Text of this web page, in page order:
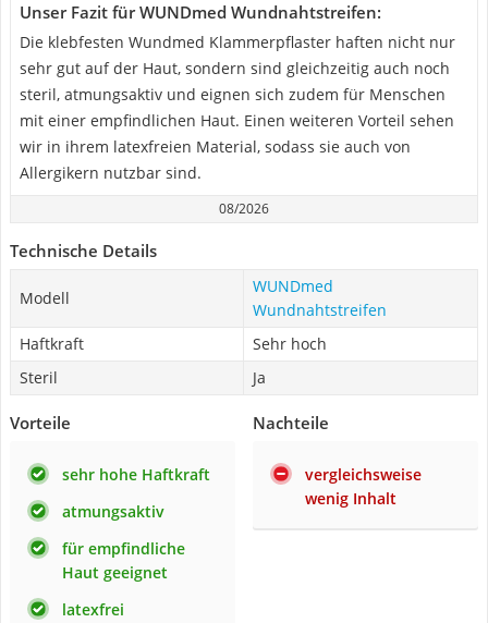
Unser Fazit für WUNDmed Wundnahtstreifen:
Die klebfesten Wundmed Klammerpflaster haften nicht nur
sehr gut auf der Haut, sondern sind gleichzeitig auch noch
steril, atmungsaktiv und eignen sich zudem für Menschen
mit einer empfindlichen Haut. Einen weiteren Vorteil sehen
wir in ihrem latexfreien Material, sodass sie auch von
Allergikern nutzbar sind.
08/2026
Technische Details
Modell
WUNDmed
Wundnahtstreifen
Haftkraft
Sehr hoch
Steril
Ja
Vorteile
sehr hohe Haftkraft
atmungsaktiv
für empfindliche
Haut geeignet
latexfrei
Nachteile
vergleichsweise
wenig Inhalt